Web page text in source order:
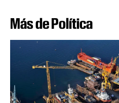
Más de Política